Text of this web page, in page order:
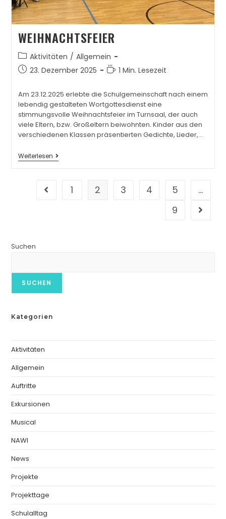
WEIHNACHTSFEIER
Aktivitäten / Allgemein
23. Dezember 2025
1 Min. Lesezeit
Am 23.12.2025 erlebte die Schulgemeinschaft nach einem
lebendig gestalteten Wortgottesdienst eine
stimmungsvolle Weihnachtsfeier im Turnsaal, der auch
viele Eltern, bzw. Großeltern beiwohnten. Kinder aus den
verschiedenen Klassen präsentierten Gedichte, Lieder,…
Weiterlesen
1 2 3 4 5
…
9
Suchen
SUCHEN
Kategorien
Aktivitäten
Allgemein
Auftritte
Exkursionen
Musical
NAWI
News
Projekte
Projekttage
Schulalltag